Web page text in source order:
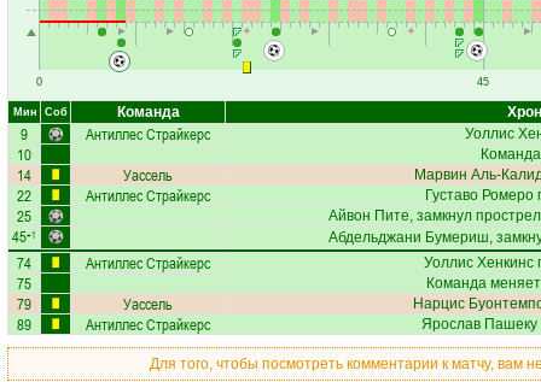
0 45
Мин Соб Команда
9 Антиллес Страйкерс Уоллис
10
14 Уассель Марвин Аль-
22 Антиллес Страйкерс Густаво Ромеро
25 Айвон Пите, замкнул
45+1 Абдельджани Бумериш,
74 Антиллес Страйкерс Уоллис Хенкинс
75 Команда
79 Уассель Нарцис
89 Антиллес Страйкерс Ярослав Пашеку
Для того, чтобы посмотреть комментарии к матчу, вам